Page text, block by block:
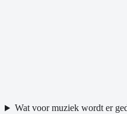
Wat voor muziek wordt er